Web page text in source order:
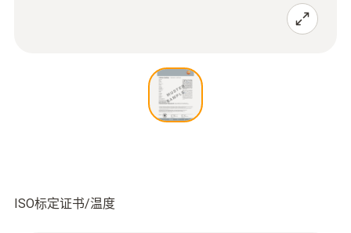
ISO标定证书/温度